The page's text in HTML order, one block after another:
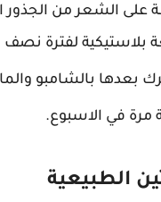
على الشعر من الجذور
بلاستيكية لفترة
بالشامبو والماء
مرة في الاسبوع.
الطبيعية